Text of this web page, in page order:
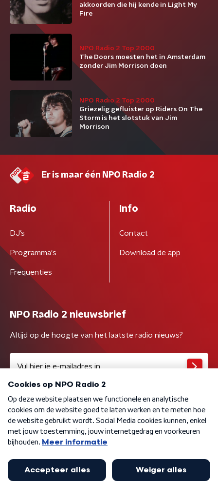
akkoorden die hij kende in Light My
Fire
NPO Radio 2 Top 2000
The Doors moesten het in Amsterdam
zonder Jim Morrison doen
NPO Radio 2 Top 2000
Griezelig gefluister op Riders On The
Storm is het slotstuk van Jim
Morrison
Er is maar één NPO Radio 2
Radio
DJ’s
Programma's
Frequenties
Info
Contact
Download de app
NPO Radio 2 nieuwsbrief
Altijd op de hoogte van het laatste radio nieuws?
Algemene voorwaarden